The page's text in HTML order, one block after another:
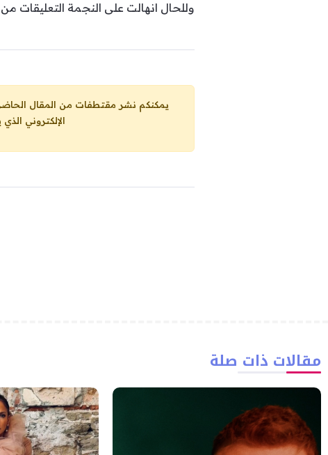
وللحال انهالت على النجمة التعليقات
يمكنكم نشر مقتطفات من المقال الحاضر، ما حده الاقصى 25% من مجموع المقال،
الإلكتروني
مقالات ذات صلة